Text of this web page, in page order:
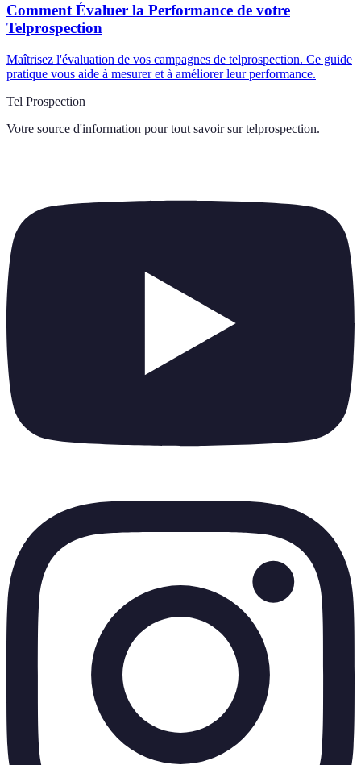
Comment Évaluer la Performance de votre
Telprospection
Maîtrisez l'évaluation de vos campagnes de telprospection. Ce guide
pratique vous aide à mesurer et à améliorer leur performance.
Tel Prospection
Votre source d'information pour tout savoir sur telprospection.